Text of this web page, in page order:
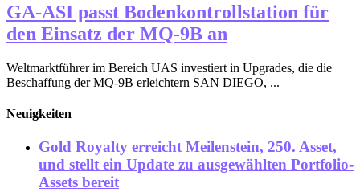
GA-ASI passt Bodenkontrollstation für
den Einsatz der MQ-9B an
Weltmarktführer im Bereich UAS investiert in Upgrades, die die
Beschaffung der MQ-9B erleichtern SAN DIEGO, ...
Neuigkeiten
Gold Royalty erreicht Meilenstein, 250. Asset,
und stellt ein Update zu ausgewählten Portfolio-
Assets bereit